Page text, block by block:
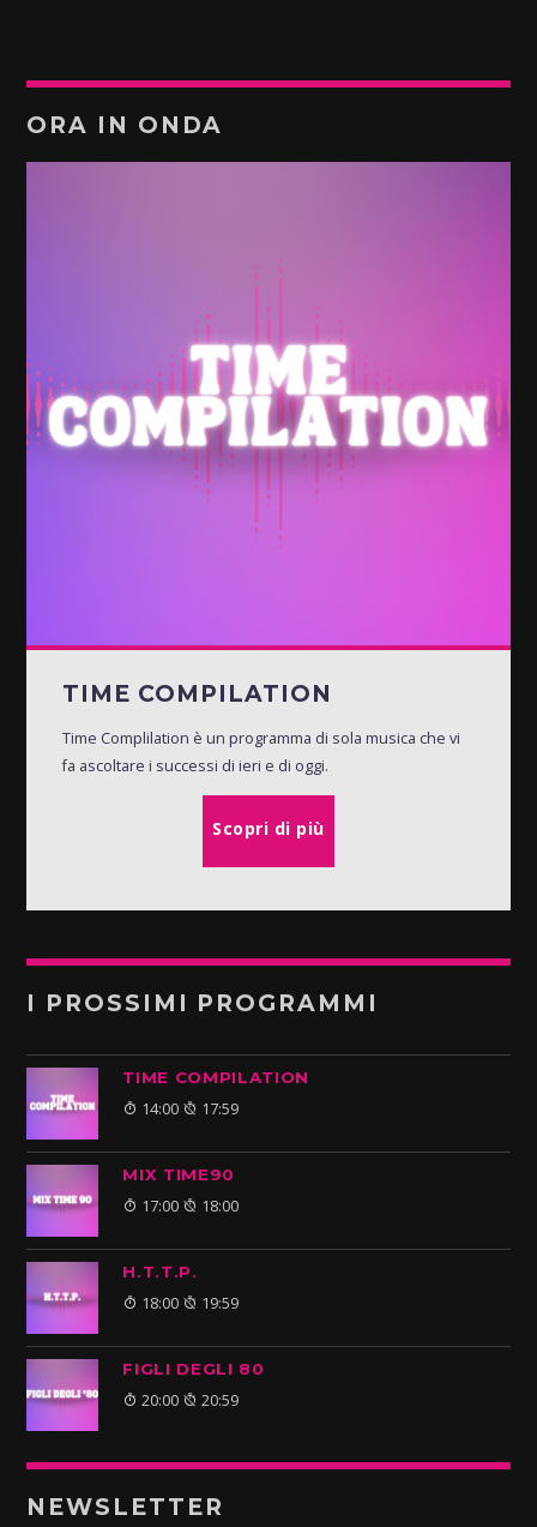
ORA IN ONDA
TIME COMPILATION
Time Complilation è un programma di sola musica che vi
fa ascoltare i successi di ieri e di oggi.
Scopri di più
I PROSSIMI PROGRAMMI
TIME COMPILATION
14:00 17:59
MIX TIME90
17:00 18:00
H.T.T.P.
18:00 19:59
FIGLI DEGLI 80
20:00 20:59
NEWSLETTER